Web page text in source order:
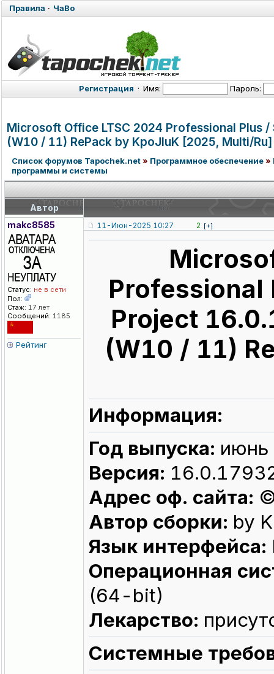
Правила · ЧаВо
Регистрация · Имя: Пароль:
Microsoft Office LTSC 2024 Professional Plus
(W10 / 11) RePack by KpoJIuK [2025, Multi/Ru]
Список форумов Tapochek.net» Программное обеспечение»
программы и системы
Автор
makc8585
Статус: не в сети
Пол:
Стаж: 17 лет
Сообщений: 1185
Рейтинг
11-Июн-2025 10:27 2 [+]
Professional
Project
(W10 / 11)
Информация:
Год выпуска:
Версия:
Адрес оф. сайта:
Автор сборки: by
Язык интерфейса:
Операционная
(64-bit)
Лекарство:
Системные